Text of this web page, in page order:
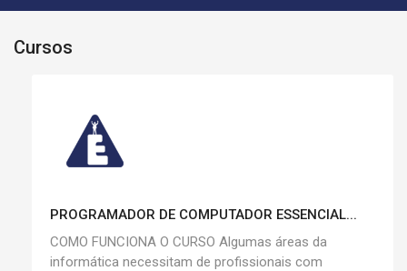
Cursos
PROGRAMADOR DE COMPUTADOR ESSENCIAL...
COMO FUNCIONA O CURSO Algumas áreas da
informática necessitam de profissionais com